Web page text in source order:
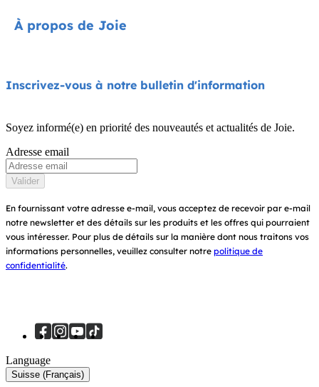
Poussettes
Balancelles et transats
Lit de voyage et cododo
Porte-bébés
Garantie
Manuels d’utilisation
À propos de Joie
À propos de nous
Trouver un magasin
Enregistrez votre produit
Inscrivez-vous à notre bulletin d'information
Soyez informé(e) en priorité des nouveautés et actualités de Joie.
Adresse email
Valider
En fournissant votre adresse e-mail, vous acceptez de recevoir par e-mail
notre newsletter et des détails sur les produits et les offres qui pourraient
vous intéresser. Pour plus de détails sur la manière dont nous traitons vos
informations personnelles, veuillez consulter notre politique de
confidentialité.
Language
Suisse (Français)